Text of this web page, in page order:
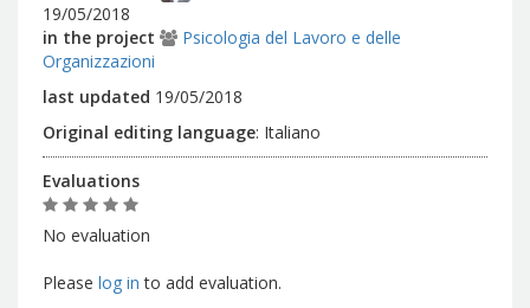
19/05/2018
in the project
Psicologia del Lavoro e delle
Organizzazioni
last updated 19/05/2018
Original editing language: Italiano
Evaluations
No evaluation
Please log in to add evaluation.